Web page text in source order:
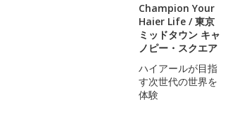
Champion Your
Haier Life / 東京
ミッドタウン キャ
ノピー・スクエア
ハイアールが目指
す次世代の世界を
体験